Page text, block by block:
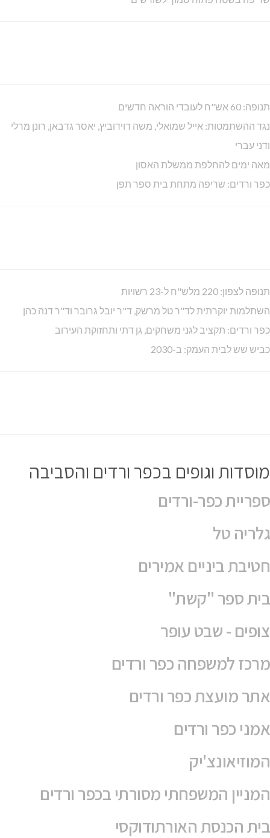
תנופה: 60 אש"ח לעובדי הוראה חדשים
נגד ההשתמטות: אייל שמואלי, משה דוידוביץ, יאסר גדבאן, רונן מרלי
ודני עברי
מאה ימים להחלפת ממשלת האסון
כפר ורדים: שריפה מתחת בית ספר תפן
תנופה לצפון: 220 מלש"ח ל-23 רשויות
השתלמות יוקרתית לד"ר טל מרשק, ד"ר יובל גרובר וד"ר דנה כהן
כפר ורדים: תקציב לגני משחקים, גן דתי ותחזוקת העירוב
כביש שש לבית העמק: ב-2030
מוסדות וגופים בכפר ורדים והסביבה
ספריית כפר-ורדים
גלריה טל
חטיבת ביניים אמירים
בית ספר "קשת"
צופים - שבט עופר
מרכז למשפחה כפר ורדים
אתר מועצת כפר ורדים
אמני כפר ורדים
המוזיאונצ'יק
המניין המשפחתי מסורתי בכפר ורדים
בית הכנסת האורתודוקסי